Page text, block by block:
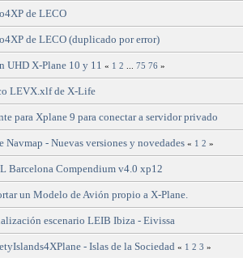
de LECO
de LECO (duplicado por error)
UHD X-Plane 10 y 11 « 1 2 75 76 »
LEVX.xlf de X-Life
para Xplane 9 para conectar a servidor privado
Navmap - Nuevas versiones y novedades « 1 2 »
Barcelona Compendium v4.0 xp12
un Modelo de Avión propio a X-Plane.
escenario LEIB Ibiza - Eivissa
- Islas de la Sociedad « 1 2 3 »